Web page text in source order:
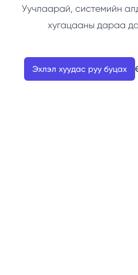
Уучлаарай, системийн
хугацааны дараа
Эхлэл хуудас руу буцах